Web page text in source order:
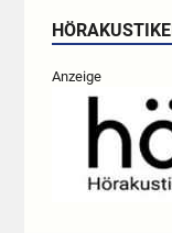
Anzeige